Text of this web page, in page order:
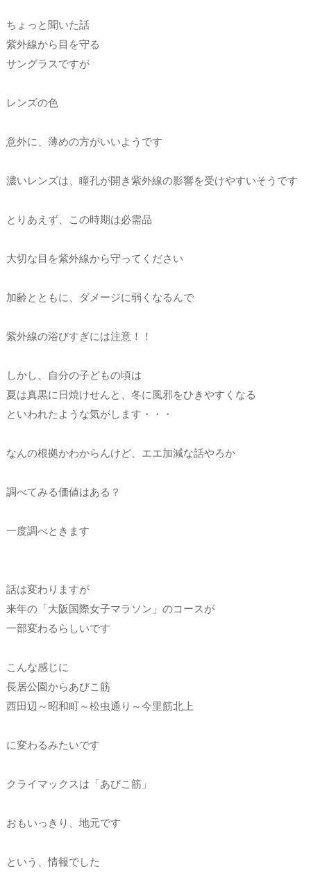
ちょっと聞いた話
紫外線から目を守る
サングラスですが
レンズの色
意外に、薄めの方がいいようです
濃いレンズは、瞳孔が開き紫外線の影響を受けやすいそうです
とりあえず、この時期は必需品
大切な目を紫外線から守ってください
加齢とともに、ダメージに弱くなるんで
紫外線の浴びすぎには注意！！
しかし、自分の子どもの頃は
夏は真黒に日焼けせんと、冬に風邪をひきやすくなる
といわれたような気がします・・・
なんの根拠かわからんけど、エエ加減な話やろか
調べてみる価値はある？
一度調べときます
話は変わりますが
来年の「大阪国際女子マラソン」のコースが
一部変わるらしいです
こんな感じに
長居公園からあびこ筋
西田辺～昭和町～松虫通り～今里筋北上
に変わるみたいです
クライマックスは「あびこ筋」
おもいっきり、地元です
という、情報でした